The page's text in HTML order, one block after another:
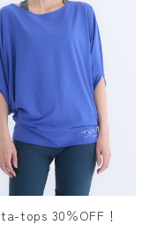
tops 30％OFF！